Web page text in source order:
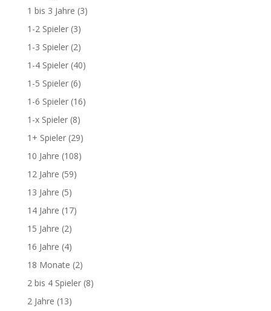
1 bis 3 Jahre (3)
1-2 Spieler(3)
1-3 Spieler(2)
1-4 Spieler(40)
1-5 Spieler(6)
1-6 Spieler(16)
1-x Spieler(8)
1+ Spieler(29)
10 Jahre (108)
12 Jahre (59)
13 Jahre (5)
14 Jahre (17)
15 Jahre (2)
16 Jahre (4)
18 Monate (2)
2 bis 4 Spieler(8)
2 Jahre (13)